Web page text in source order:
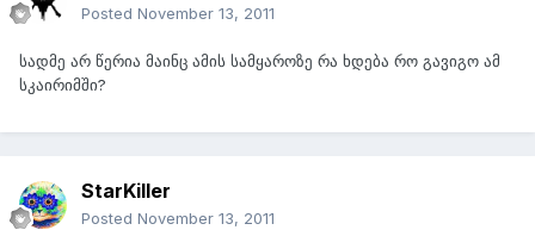
Posted November 13, 2011
სადმე არ წერია მაინც ამის სამყაროზე რა ხდება რო გავიგო ამ
სკაირიმში?
StarKiller
Posted November 13, 2011